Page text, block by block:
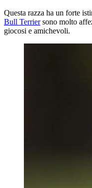
Questa razza ha un forte
Bull Terriersono molto
giocosi e amichevoli.